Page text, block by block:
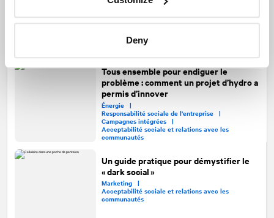
Deny
la légalisation du cannabis
Acceptabilité sociale et relations avec les
communautés |
Affaires publiques et relations gouvernementales
Tous ensemble pour endiguer le
problème : comment un projet d’hydro a
permis d’innover
Énergie |
Responsabilité sociale de l'entreprise |
Campagnes intégrées |
Acceptabilité sociale et relations avec les
communautés
Un guide pratique pour démystifier le
« dark social »
Marketing |
Acceptabilité sociale et relations avec les
communautés